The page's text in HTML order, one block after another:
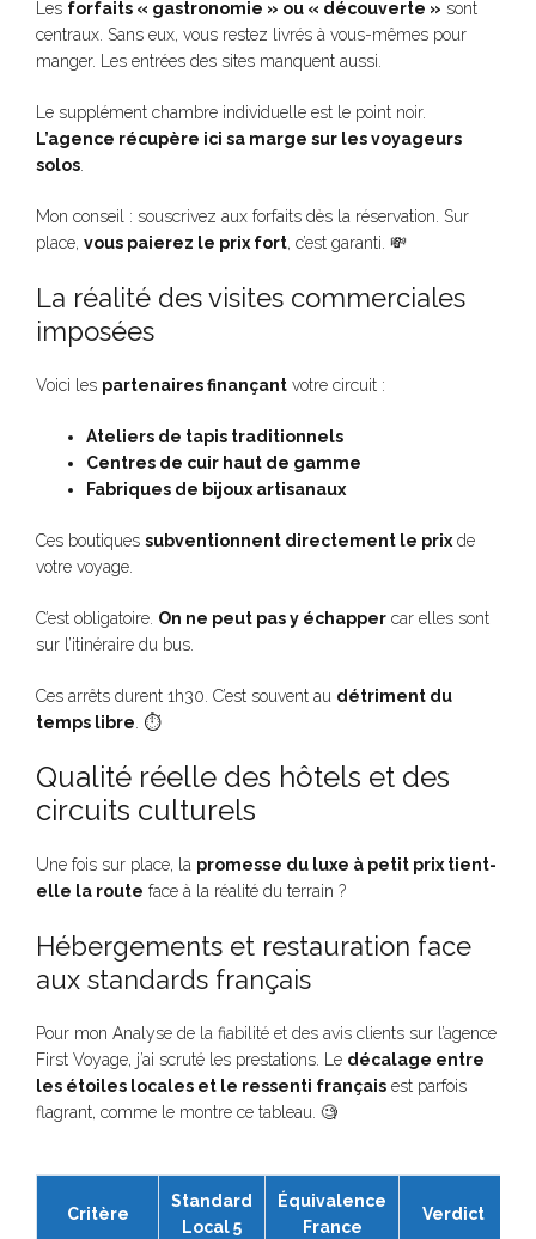
Les forfaits « gastronomie » ou « découverte » sont
centraux. Sans eux, vous restez livrés à vous-mêmes pour
manger. Les entrées des sites manquent aussi.
Le supplément chambre individuelle est le point noir.
L’agence récupère ici sa marge sur les voyageurs
solos.
Mon conseil : souscrivez aux forfaits dès la réservation. Sur
place, vous paierez le prix fort, c’est garanti. 💸
La réalité des visites commerciales
imposées
Voici les partenaires finançant votre circuit :
Ateliers de tapis traditionnels
Centres de cuir haut de gamme
Fabriques de bijoux artisanaux
Ces boutiques subventionnent directement le prixde
votre voyage.
C’est obligatoire. On ne peut pas y échapper car elles sont
sur l’itinéraire du bus.
Ces arrêts durent 1h30. C’est souvent au détriment du
temps libre. ⏱️
Qualité réelle des hôtels et des
circuits culturels
Une fois sur place, la promesse du luxe à petit prix tient-
elle la route face à la réalité du terrain ?
Hébergements et restauration face
aux standards français
Pour mon Analyse de la fiabilité et des avis clients sur l’agence
First Voyage, j’ai scruté les prestations. Le décalage entre
les étoiles locales et le ressenti français est parfois
flagrant, comme le montre ce tableau. 🧐
Critère
Standard
Local 5
Équivalence
France
Verdict